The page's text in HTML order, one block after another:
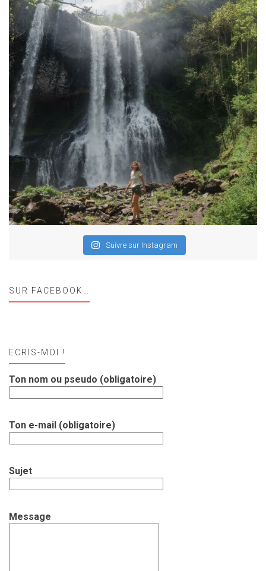
Suivre sur Instagram
SUR FACEBOOK…
ECRIS-MOI !
Ton nom ou pseudo (obligatoire)
Ton e-mail (obligatoire)
Sujet
Message